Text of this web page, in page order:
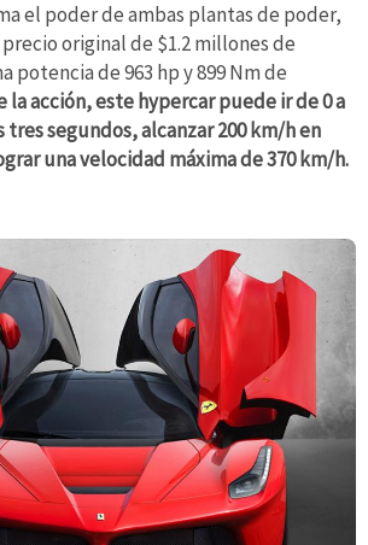
el poder de ambas plantas de poder,
original de $1.2 millones de
potencia de 963 hp y 899 Nm de
la acción, este hypercar puede ir de 0 a
tres segundos, alcanzar 200 km/h en
una velocidad máxima de 370 km/h.